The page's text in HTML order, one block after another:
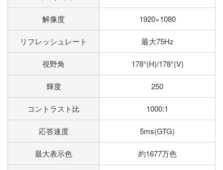
解像度 1920×1080
リフレッシュレート 最大75Hz
視野角 178°(H)/178°(V)
輝度 250
コントラスト比 1000:1
応答速度 5ms(GTG)
最大表示色 約1677万色